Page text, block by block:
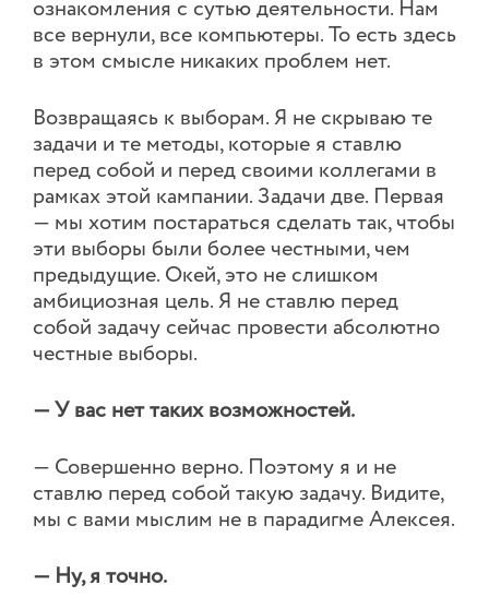
ознакомления с сутью деятельности. Нам
все вернули, все компьютеры. То есть здесь
в этом смысле никаких проблем нет.
Возвращаясь к выборам. Я не скрываю те
задачи и те методы, которые я ставлю
перед собой и перед своими коллегами в
рамках этой кампании. Задачи две. Первая
— мы хотим постараться сделать так, чтобы
эти выборы были более честными, чем
предыдущие. Окей, это не слишком
амбициозная цель. Я не ставлю перед
собой задачу сейчас провести абсолютно
честные выборы.
— У вас нет таких возможностей.
— Совершенно верно. Поэтому я и не
ставлю перед собой такую задачу. Видите,
мы с вами мыслим не в парадигме Алексея.
— Ну, я точно.